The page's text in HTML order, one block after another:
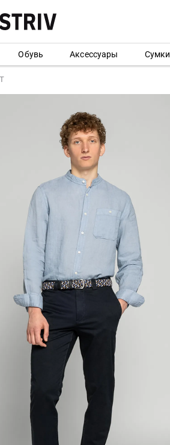
Обувь Аксессуары Сумки